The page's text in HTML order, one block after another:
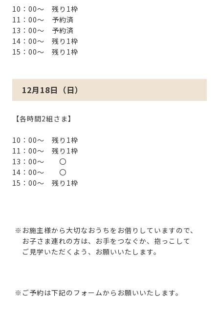
10：00～ 残り1枠
11：00～ 予約済
13：00～ 予約済
14：00～ 残り1枠
15：00～ 残り1枠
12月18日（日）
【各時間2組さま】
10：00～ 残り1枠
11：00～ 残り1枠
13：00～ 〇
14：00～ 〇
15：00～ 残り1枠
※お施主様から大切なおうちをお借りしていますので、
お子さま連れの方は、お手をつなぐか、抱っこして
ご見学いただくよう、お願いいたします。
※ご予約は下記のフォームからお願いいたします。